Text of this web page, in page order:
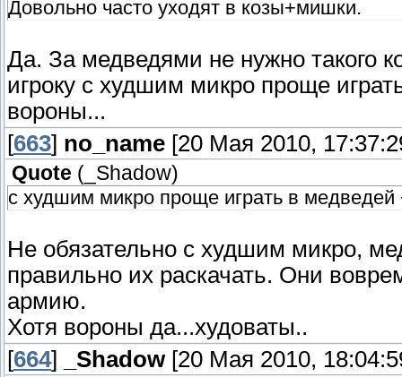
Довольно часто уходят в козы+мишки.
Да. За медведями не нужно такого
игроку с худшим микро проще
вороны...
[663] no_name [20 Мая 2010,
Quote ( _Shadow)
с худшим микро проще играть в медведей
Не обязательно с худшим микро,
правильно их раскачать. Они
армию.
Хотя вороны да...худоваты..
[664] _Shadow[20 Мая 2010,